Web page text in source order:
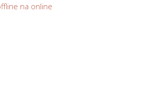
na online